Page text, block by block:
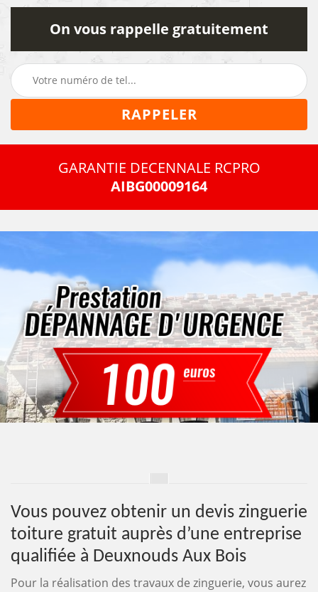
On vous rappelle gratuitement
GARANTIE DECENNALE RCPRO
AIBG00009164
Vous pouvez obtenir un devis zinguerie
toiture gratuit auprès d’une entreprise
qualifiée à Deuxnouds Aux Bois
Pour la réalisation des travaux de zinguerie, vous aurez